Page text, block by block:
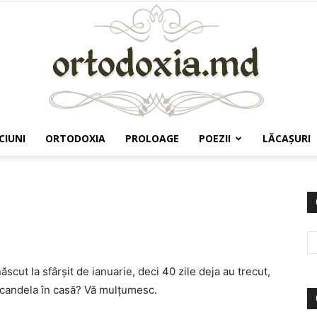
ORTODOXIA PROLOAGE POEZII LĂCAŞURI
la sfârşit de ianuarie, deci 40 zile deja au trecut,
în casă? Vă mulţumesc.